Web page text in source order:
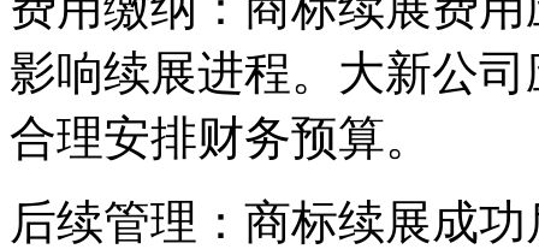
影响续展进程。大新公
合理安排财务预算。
后续管理‌：商标续展成